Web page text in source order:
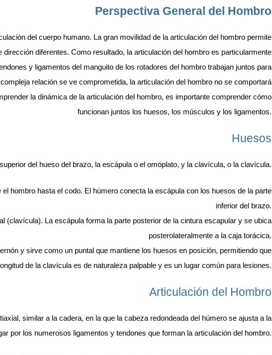
Perspectiva General del Hombro
del cuerpo humano. La gran movilidad de la articulación del hombro permite
diferentes. Como resultado, la articulación del hombro es particularmente
y ligamentos del manguito de los rotadores del hombro trabajan juntos para
relación se ve comprometida, la articulación del hombro no se comportará
la dinámica de la articulación del hombro, es importante comprender cómo
funcionan juntos los huesos, los músculos y los ligamentos.
Huesos
del hueso del brazo, la escápula o el omóplato, y la clavícula, o la clavícula.
hombro hasta el codo. El húmero conecta la escápula con los huesos de la parte
inferior del brazo.
(clavícula). La escápula forma la parte posterior de la cintura escapular y se ubica
posterolateralmente a la caja torácica.
y sirve como un puntal que mantiene los huesos en posición, permitiendo que
de la clavícula es de naturaleza palpable y es un lugar común para lesiones.
Articulación del Hombro
similar a la cadera, en la que la cabeza redondeada del húmero se ajusta a la
por los numerosos ligamentos y tendones que forman la articulación del hombro.